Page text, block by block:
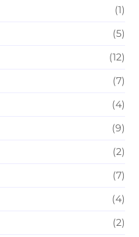
(1)
(5)
(12)
(7)
(4)
(9)
(2)
(7)
(4)
(2)